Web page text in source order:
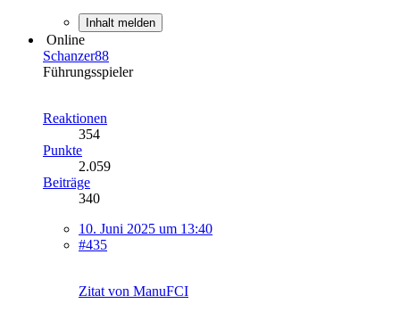
Inhalt melden
Online
Schanzer88
Führungsspieler
Reaktionen
354
Punkte
2.059
Beiträge
340
10. Juni 2025 um 13:40
#435
Zitat von ManuFCI